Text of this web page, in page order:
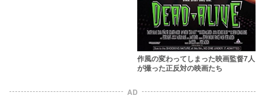
作風の変わってしまった映画監督7人
が撮った正反対の映画たち
AD